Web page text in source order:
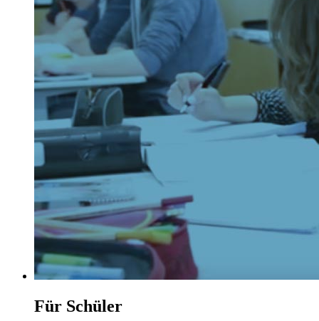
Für Schüler